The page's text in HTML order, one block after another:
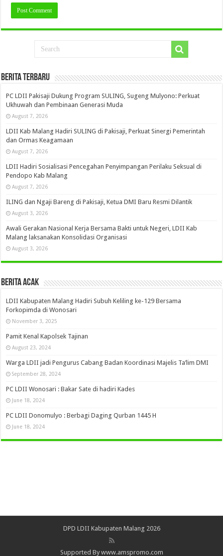
Berita Terbaru
PC LDII Pakisaji Dukung Program SULING, Sugeng Mulyono: Perkuat
Ukhuwah dan Pembinaan Generasi Muda
August 7, 2026
LDII Kab Malang Hadiri SULING di Pakisaji, Perkuat Sinergi Pemerintah
dan Ormas Keagamaan
August 7, 2026
LDII Hadiri Sosialisasi Pencegahan Penyimpangan Perilaku Seksual di
Pendopo Kab Malang
August 7, 2026
ILING dan Ngaji Bareng di Pakisaji, Ketua DMI Baru Resmi Dilantik
August 3, 2026
Awali Gerakan Nasional Kerja Bersama Bakti untuk Negeri, LDII Kab
Malang laksanakan Konsolidasi Organisasi
August 3, 2026
Berita Acak
LDII Kabupaten Malang Hadiri Subuh Keliling ke-129 Bersama
Forkopimda di Wonosari
November 3, 2025
Pamit Kenal Kapolsek Tajinan
August 23, 2024
Warga LDII jadi Pengurus Cabang Badan Koordinasi Majelis Ta’lim DMI
September 28, 2024
PC LDII Wonosari : Bakar Sate di hadiri Kades
June 18, 2024
PC LDII Donomulyo : Berbagi Daging Qurban 1445 H
June 18, 2024
DPD LDII Kabupaten Malang 2026
Supported By www.amspromo.com